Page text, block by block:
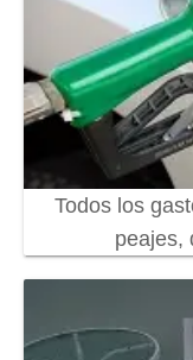
Todos los
peajes,